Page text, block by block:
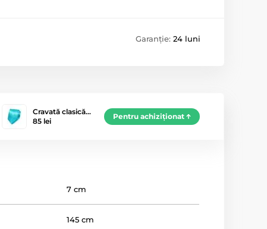
Garanție: 24 luni
Cravată clasică…
85 lei
Pentru achiziționat
7 cm
145 cm